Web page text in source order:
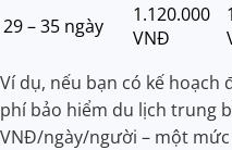
29 – 35 ngày
1.120.000
VNĐ
Ví dụ, nếu bạn có kế hoạch
phí bảo hiểm du lịch trung
VNĐ/ngày/người – một